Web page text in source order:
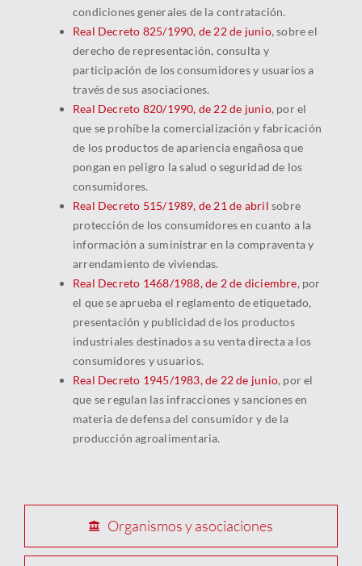
condiciones generales de la contratación.
Real Decreto 825/1990, de 22 de junio, sobre el
derecho de representación, consulta y
participación de los consumidores y usuarios a
través de sus asociaciones.
Real Decreto 820/1990, de 22 de junio, por el
que se prohíbe la comercialización y fabricación
de los productos de apariencia engañosa que
pongan en peligro la salud o seguridad de los
consumidores.
Real Decreto 515/1989, de 21 de abril sobre
protección de los consumidores en cuanto a la
información a suministrar en la compraventa y
arrendamiento de viviendas.
Real Decreto 1468/1988, de 2 de diciembre, por
el que se aprueba el reglamento de etiquetado,
presentación y publicidad de los productos
industriales destinados a su venta directa a los
consumidores y usuarios.
Real Decreto 1945/1983, de 22 de junio, por el
que se regulan las infracciones y sanciones en
materia de defensa del consumidor y de la
producción agroalimentaria.
Organismos y asociaciones